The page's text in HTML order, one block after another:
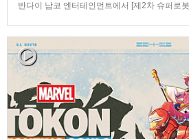
반다이 남코 엔터테인먼트에서 [제2차 슈퍼로
판[제2차 슈퍼로봇대전Z 파계편]은 2011년
에 발매되었던 [제2…